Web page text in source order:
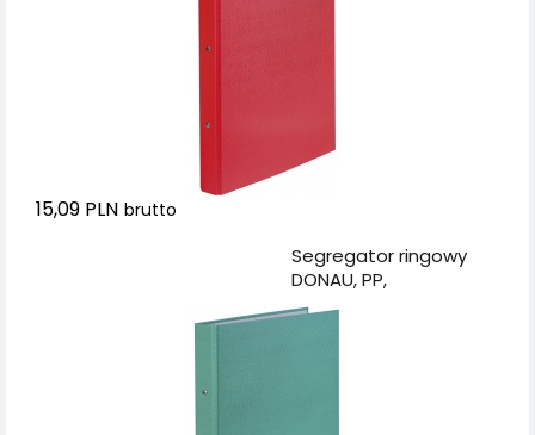
15,09 PLN brutto
Segregator ringowy
DONAU, PP,
A4/2R/20mm, zielony